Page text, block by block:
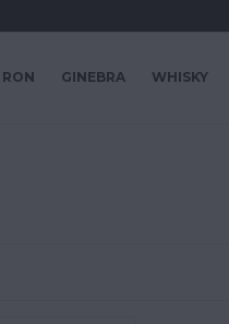
RON GINEBRA WHISKY